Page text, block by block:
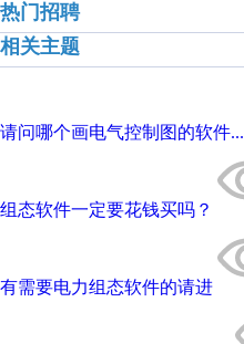
热门招聘
相关主题
请问哪个画电气控制图的软件...
组态软件一定要花钱买吗？
有需要电力组态软件的请进